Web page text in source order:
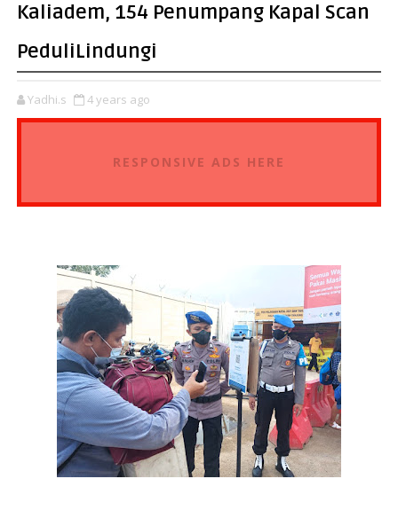
Kaliadem, 154 Penumpang Kapal Scan
PeduliLindungi
Yadhi.s 4 years ago
RESPONSIVE ADS HERE